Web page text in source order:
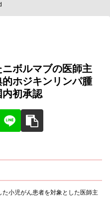
ボルマブの医師主
ホジキンリンパ腫
初承認
小児がん患者を対象とした医師主